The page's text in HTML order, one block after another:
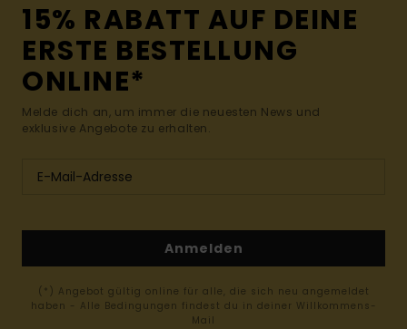
15% RABATT AUF DEINE
ERSTE BESTELLUNG
ONLINE*
Melde dich an, um immer die neuesten News und
exklusive Angebote zu erhalten.
Anmelden
(*) Angebot gültig online für alle, die sich neu angemeldet
haben - Alle Bedingungen findest du in deiner Willkommens-
Mail